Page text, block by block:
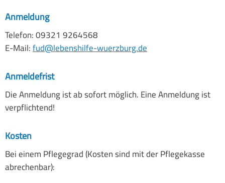
Anmeldung
Telefon: 09321 9264568
E-Mail:fud@lebenshilfe-wuerzburg.de
Anmeldefrist
Die Anmeldung ist ab sofort möglich. Eine Anmeldung ist
verpflichtend!
Kosten
Bei einem Pflegegrad (Kosten sind mit der Pflegekasse
abrechenbar):
Elternbeirat
SMV